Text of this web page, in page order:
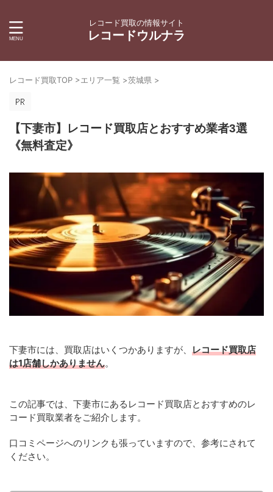
レコード買取の情報サイト
レコードウルナラ
レコード買取TOP >エリア一覧 >茨城県 >
【下妻市】レコード買取店とおすすめ業者3選
《無料査定》
下妻市には、買取店はいくつかありますが、 レコード買取店
は1店舗しかありません。
この記事では、下妻市にあるレコード買取店とおすすめのレ
コード買取業者をご紹介します。
口コミページへのリンクも張っていますので、参考にされて
ください。